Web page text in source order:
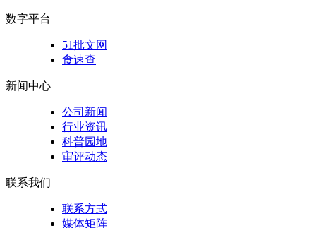
数字平台
51批文网
食速查
新闻中心
公司新闻
行业资讯
科普园地
审评动态
联系我们
联系方式
媒体矩阵